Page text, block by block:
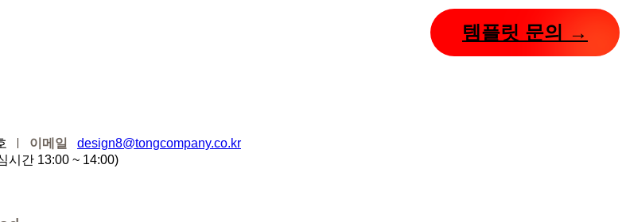
템플릿 문의 →
이메일
design8@tongcompany.co.kr
시간 13:00 ~ 14:00)